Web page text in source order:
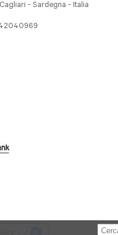
- Sardegna - Italia